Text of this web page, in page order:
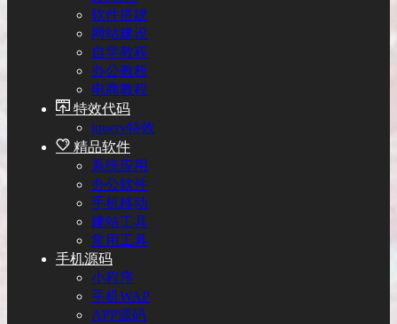
软件搭建
网站建设
自学教程
办公教程
电商教程
特效代码
jquery特效
精品软件
系统应用
办公软件
手机移动
建站工具
常用工具
手机源码
小程序
手机WAP
APP源码